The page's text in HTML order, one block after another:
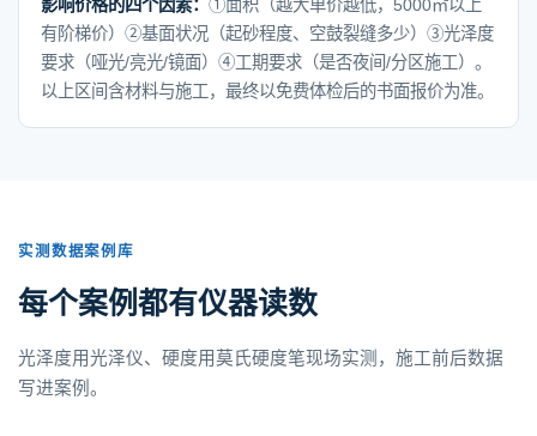
影响价格的四个因素： ①面积（越大单价越低，5000㎡以上
有阶梯价）②基面状况（起砂程度、空鼓裂缝多少）③光泽度
要求（哑光/亮光/镜面）④工期要求（是否夜间/分区施工）。
以上区间含材料与施工，最终以免费体检后的书面报价为准。
实测数据案例库
每个案例都有仪器读数
光泽度用光泽仪、硬度用莫氏硬度笔现场实测，施工前后数据
写进案例。